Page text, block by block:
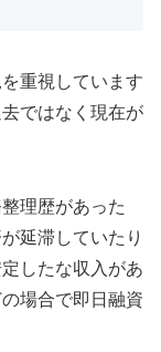
重視しています
ではなく現在が
理歴があった
延滞していたり
したな収入があ
場合で即日融資